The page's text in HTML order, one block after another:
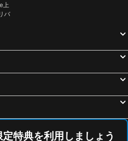
上
バ
特典を利用しましょう